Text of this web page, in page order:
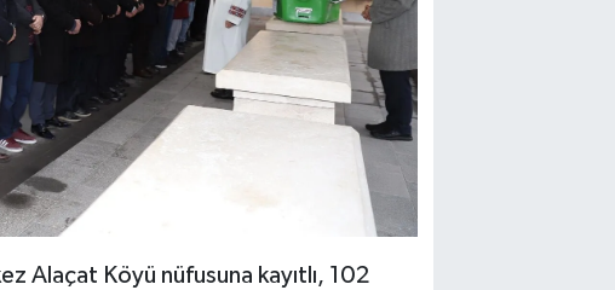
Alaçat Köyü nüfusuna kayıtlı, 102